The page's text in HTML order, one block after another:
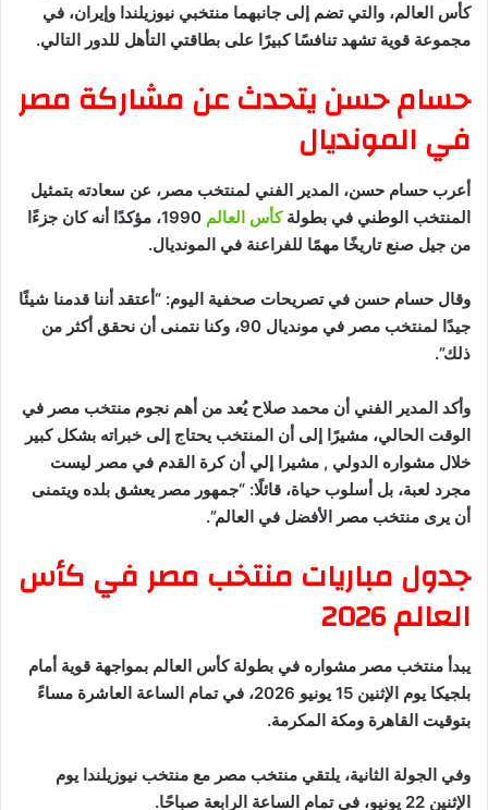
كأس العالم، والتي تضم إلى جانبهما منتخبي نيوزيلندا وإيران، في
مجموعة قوية تشهد تنافسًا كبيرًا على بطاقتي التأهل للدور التالي.
حسام حسن يتحدث عن مشاركة مصر
في المونديال
أعرب حسام حسن، المدير الفني لمنتخب مصر، عن سعادته بتمثيل
المنتخب الوطني في بطولة كأس العالم
1990، مؤكدًا أنه كان جزءًا
من جيل صنع تاريخًا مهمًا للفراعنة في المونديال.
وقال حسام حسن في تصريحات صحفية اليوم: “أعتقد أننا قدمنا شيئًا
جيدًا لمنتخب مصر في مونديال 90، وكنا نتمنى أن نحقق أكثر من
ذلك”.
وأكد المدير الفني أن محمد صلاح يُعد من أهم نجوم منتخب مصر في
الوقت الحالي، مشيرًا إلى أن المنتخب يحتاج إلى خبراته بشكل كبير
خلال مشواره الدولي , مشيرا إلي أن كرة القدم في مصر ليست
مجرد لعبة، بل أسلوب حياة، قائلًا: “جمهور مصر يعشق بلده ويتمنى
أن يرى منتخب مصر الأفضل في العالم”.
جدول مباريات منتخب مصر في كأس
العالم 2026
يبدأ منتخب مصر مشواره في بطولة كأس العالم بمواجهة قوية أمام
بلجيكا يوم الإثنين 15 يونيو 2026، في تمام الساعة العاشرة مساءً
بتوقيت القاهرة ومكة المكرمة.
وفي الجولة الثانية، يلتقي منتخب مصر مع منتخب نيوزيلندا يوم
الإثنين 22 يونيو، في تمام الساعة الرابعة صباحًا.